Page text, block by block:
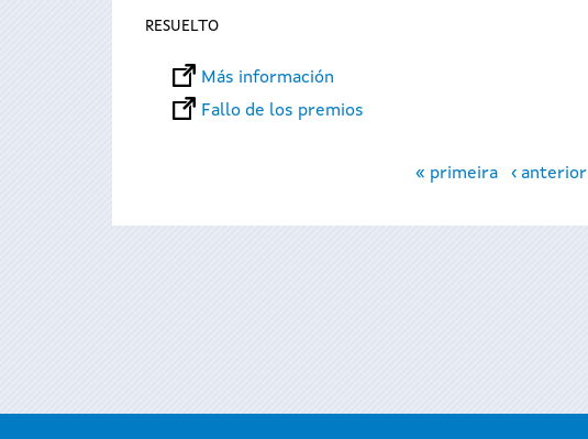
RESUELTO
Más información
Fallo de los premios
« primeira ‹ anterior